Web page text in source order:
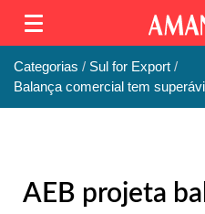
Categorias
Sul for Export
Balança comercial tem
AEB projeta